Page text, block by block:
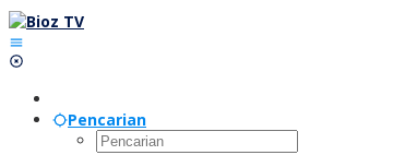
Lewati
ke
konten
Pencarian